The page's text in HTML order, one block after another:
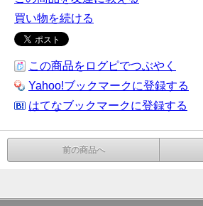
買い物を続ける
この商品をログピでつぶやく
Yahoo!ブックマークに登録する
はてなブックマークに登録する
前の商品へ